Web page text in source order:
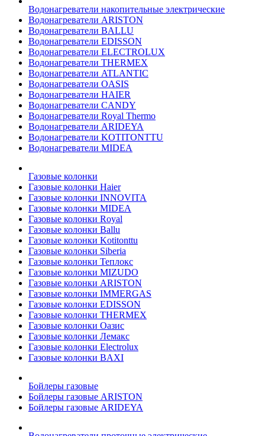
Водонагреватели накопительные электрические
Водонагреватели ARISTON
Водонагреватели BALLU
Водонагреватели EDISSON
Водонагреватели ELECTROLUX
Водонагреватели THERMEX
Водонагреватели ATLANTIC
Водонагреватели OASIS
Водонагреватели HAIER
Водонагреватели CANDY
Водонагреватели Royal Thermo
Водонагреватели ARIDEYA
Водонагреватели KOTITONTTU
Водонагреватели MIDEA
Газовые колонки
Газовые колонки Haier
Газовые колонки INNOVITA
Газовые колонки MIDEA
Газовые колонки Royal
Газовые колонки Ballu
Газовые колонки Kotitonttu
Газовые колонки Siberia
Газовые колонки Теплокс
Газовые колонки MIZUDO
Газовые колонки ARISTON
Газовые колонки IMMERGAS
Газовые колонки EDISSON
Газовые колонки THERMEX
Газовые колонки Оазис
Газовые колонки Лемакс
Газовые колонки Electrolux
Газовые колонки BAXI
Бойлеры газовые
Бойлеры газовые ARISTON
Бойлеры газовые ARIDEYA